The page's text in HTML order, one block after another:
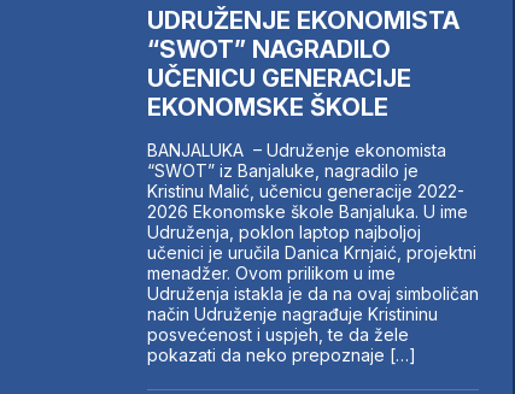
ANALIZE
KOMPANIJE
FINANSIJE
IZ STRANIH MEDIJA
AKTIVNOSTI
SWOT INTERVJU
UČLANI SE
KONTAKT
UDRUŽENJE EKONOMISTA
“SWOT” NAGRADILO
UČENICU GENERACIJE
EKONOMSKE ŠKOLE
BANJALUKA – Udruženje ekonomista
“SWOT” iz Banjaluke, nagradilo je
Kristinu Malić, učenicu generacije 2022-
2026 Ekonomske škole Banjaluka. U ime
Udruženja, poklon laptop najboljoj
učenici je uručila Danica Krnjaić, projektni
menadžer. Ovom prilikom u ime
Udruženja istakla je da na ovaj simboličan
način Udruženje nagrađuje Kristininu
posvećenost i uspjeh, te da žele
pokazati da neko prepoznaje […]